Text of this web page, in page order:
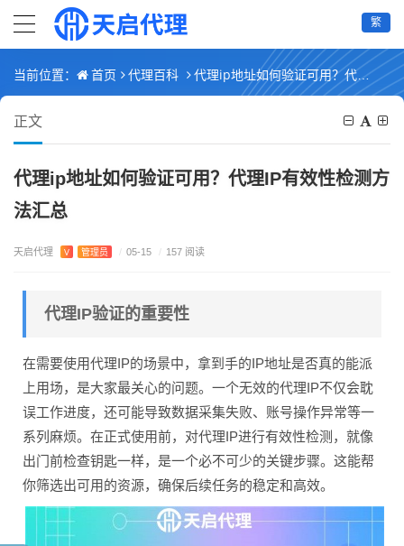
繁
当前位置： 首页 代理百科 代理ip地址如何验证可用？代理IP有效性检测方法汇总
正文
代理ip地址如何验证可用？代理IP有效性检测方
法汇总
天启代理 V 管理员 / 05-15 / 157 阅读
代理IP验证的重要性
在需要使用代理IP的场景中，拿到手的IP地址是否真的能派
上用场，是大家最关心的问题。一个无效的代理IP不仅会耽
误工作进度，还可能导致数据采集失败、账号操作异常等一
系列麻烦。在正式使用前，对代理IP进行有效性检测，就像
出门前检查钥匙一样，是一个必不可少的关键步骤。这能帮
你筛选出可用的资源，确保后续任务的稳定和高效。